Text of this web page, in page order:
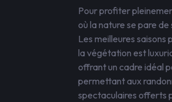
Pour profiter
où la nature se pare
Les meilleures saisons
la végétation est
offrant un cadre idéal
permettant aux
spectaculaires offerts